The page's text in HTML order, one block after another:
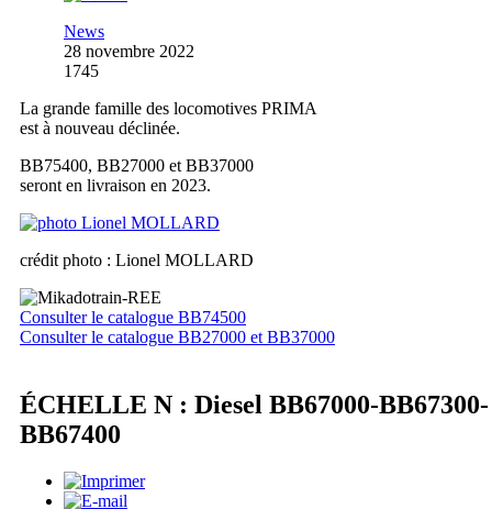
News
28 novembre 2022
1745
La grande famille des locomotives PRIMA
est à nouveau déclinée.
BB75400, BB27000 et BB37000
seront en livraison en 2023.
crédit photo : Lionel MOLLARD
Consulter le catalogue BB74500
Consulter le catalogue BB27000 et BB37000
ÉCHELLE N : Diesel BB67000-BB67300-
BB67400